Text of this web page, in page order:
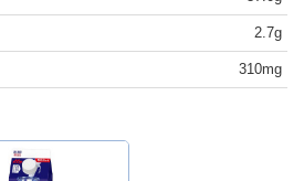
2.7g
310mg